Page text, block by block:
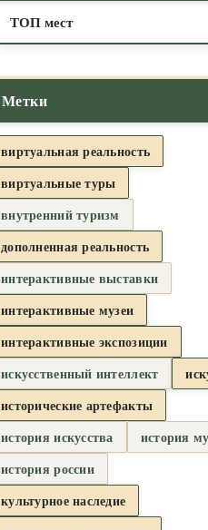
ТОП мест
Метки
виртуальная реальность
виртуальные туры
внутренний туризм
дополненная реальность
интерактивные выставки
интерактивные музеи
интерактивные экспозиции
искусственный интеллект
исторические артефакты
история искусства
история
история россии
культурное наследие